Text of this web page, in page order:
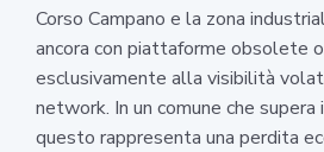
Corso Campano e la zona
ancora con piattaforme obsolete
esclusivamente alla visibilità
network. In un comune che
questo rappresenta una perdita